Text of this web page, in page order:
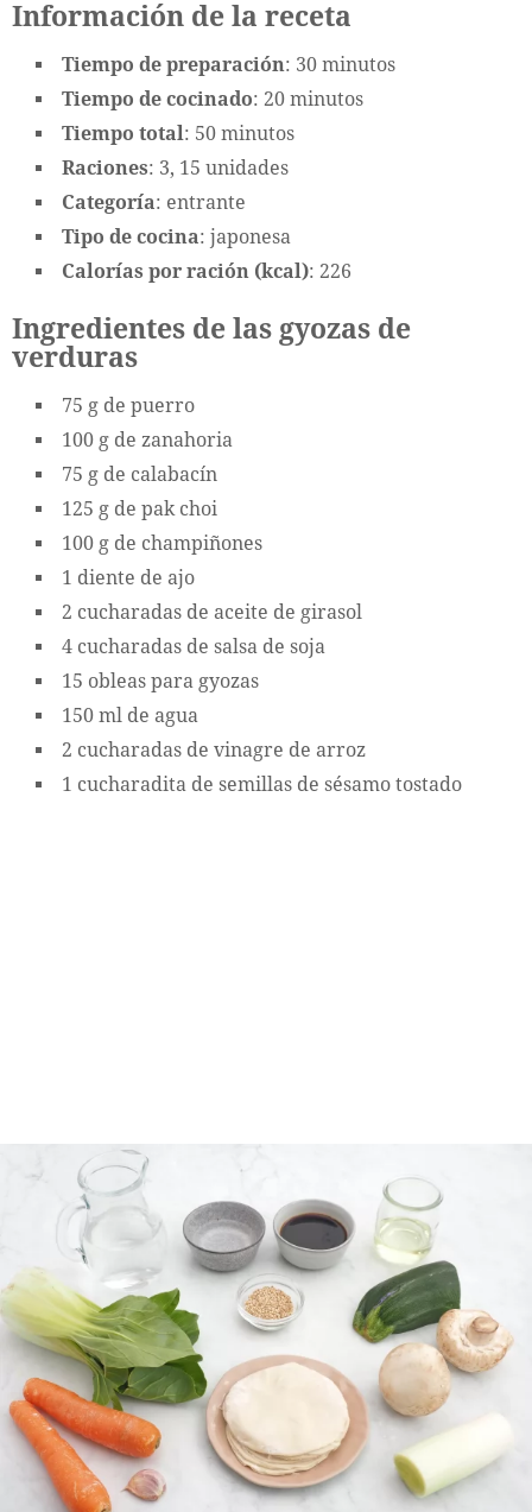
Información de la receta
Tiempo de preparación: 30 minutos
Tiempo de cocinado: 20 minutos
Tiempo total: 50 minutos
Raciones: 3, 15 unidades
Categoría: entrante
Tipo de cocina: japonesa
Calorías por ración (kcal): 226
Ingredientes de las gyozas de
verduras
75 g de puerro
100 g de zanahoria
75 g de calabacín
125 g de pak choi
100 g de champiñones
1 diente de ajo
2 cucharadas de aceite de girasol
4 cucharadas de salsa de soja
15 obleas para gyozas
150 ml de agua
2 cucharadas de vinagre de arroz
1 cucharadita de semillas de sésamo tostado